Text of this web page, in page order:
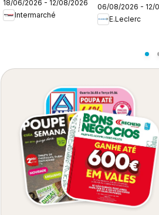
melhor no verão
18/06/2026 - 12/08/2026
Intermarché
06/08/2026 - 12/
E.Leclerc